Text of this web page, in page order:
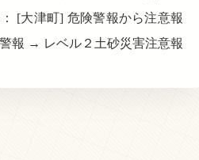
[大津町] 危険警報から注意報
報 → レベル２土砂災害注意報